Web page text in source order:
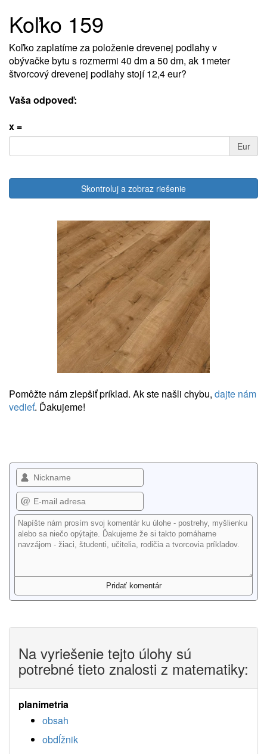
Koľko 159
Koľko zaplatíme za položenie drevenej podlahy v
obývačke bytu s rozmermi 40 dm a 50 dm, ak 1meter
štvorcový drevenej podlahy stojí 12,4 eur?
Vaša odpoveď:
x =
Eur
Skontroluj a zobraz riešenie
Pomôžte nám zlepšiť príklad. Ak ste našli chybu, dajte nám
vedieť. Ďakujeme!
Na vyriešenie tejto úlohy sú
potrebné tieto znalosti z matematiky:
planimetria
obsah
obdĺžnik